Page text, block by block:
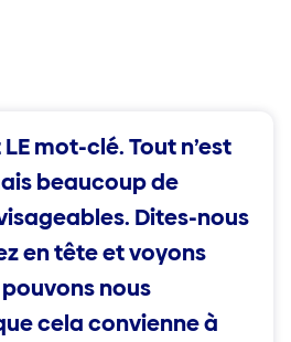
mot-clé. Tout n’est
beaucoup de
Dites-nous
en tête et voyons
nous
cela convienne à